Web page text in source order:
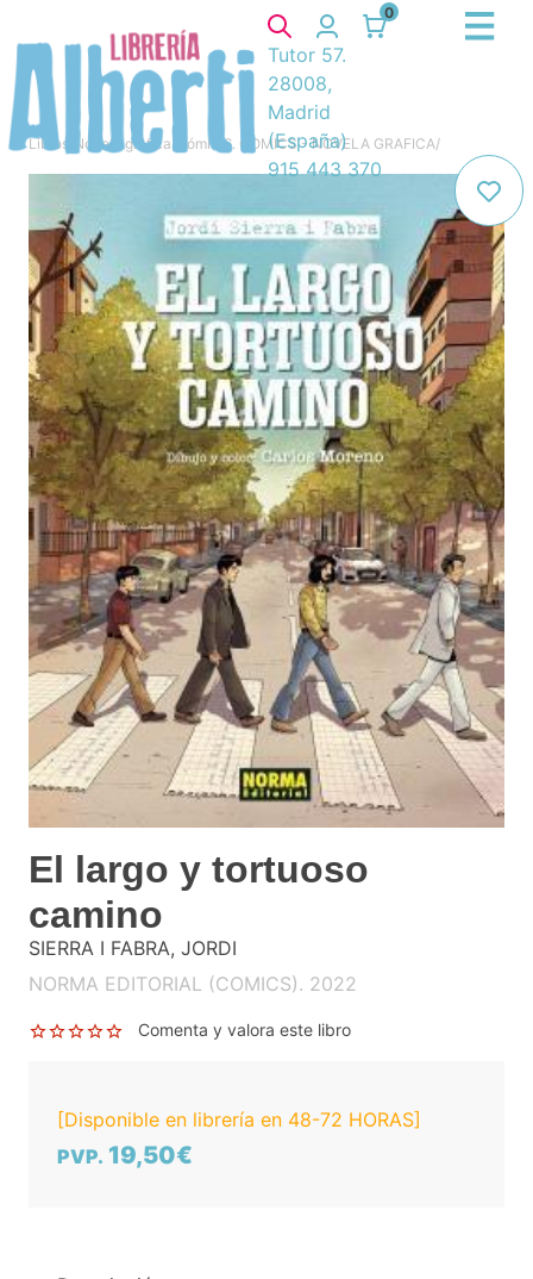
0
Tutor 57.
28008,
Madrid
(España)
915 443 370
Libros Novela gráfica, cómic 6. COMICS - NOVELA GRAFICA/
El largo y tortuoso
camino
SIERRA I FABRA, JORDI
NORMA EDITORIAL (COMICS). 2022
Comenta y valora este libro
[Disponible en librería en 48-72 HORAS]
PVP. 19,50€